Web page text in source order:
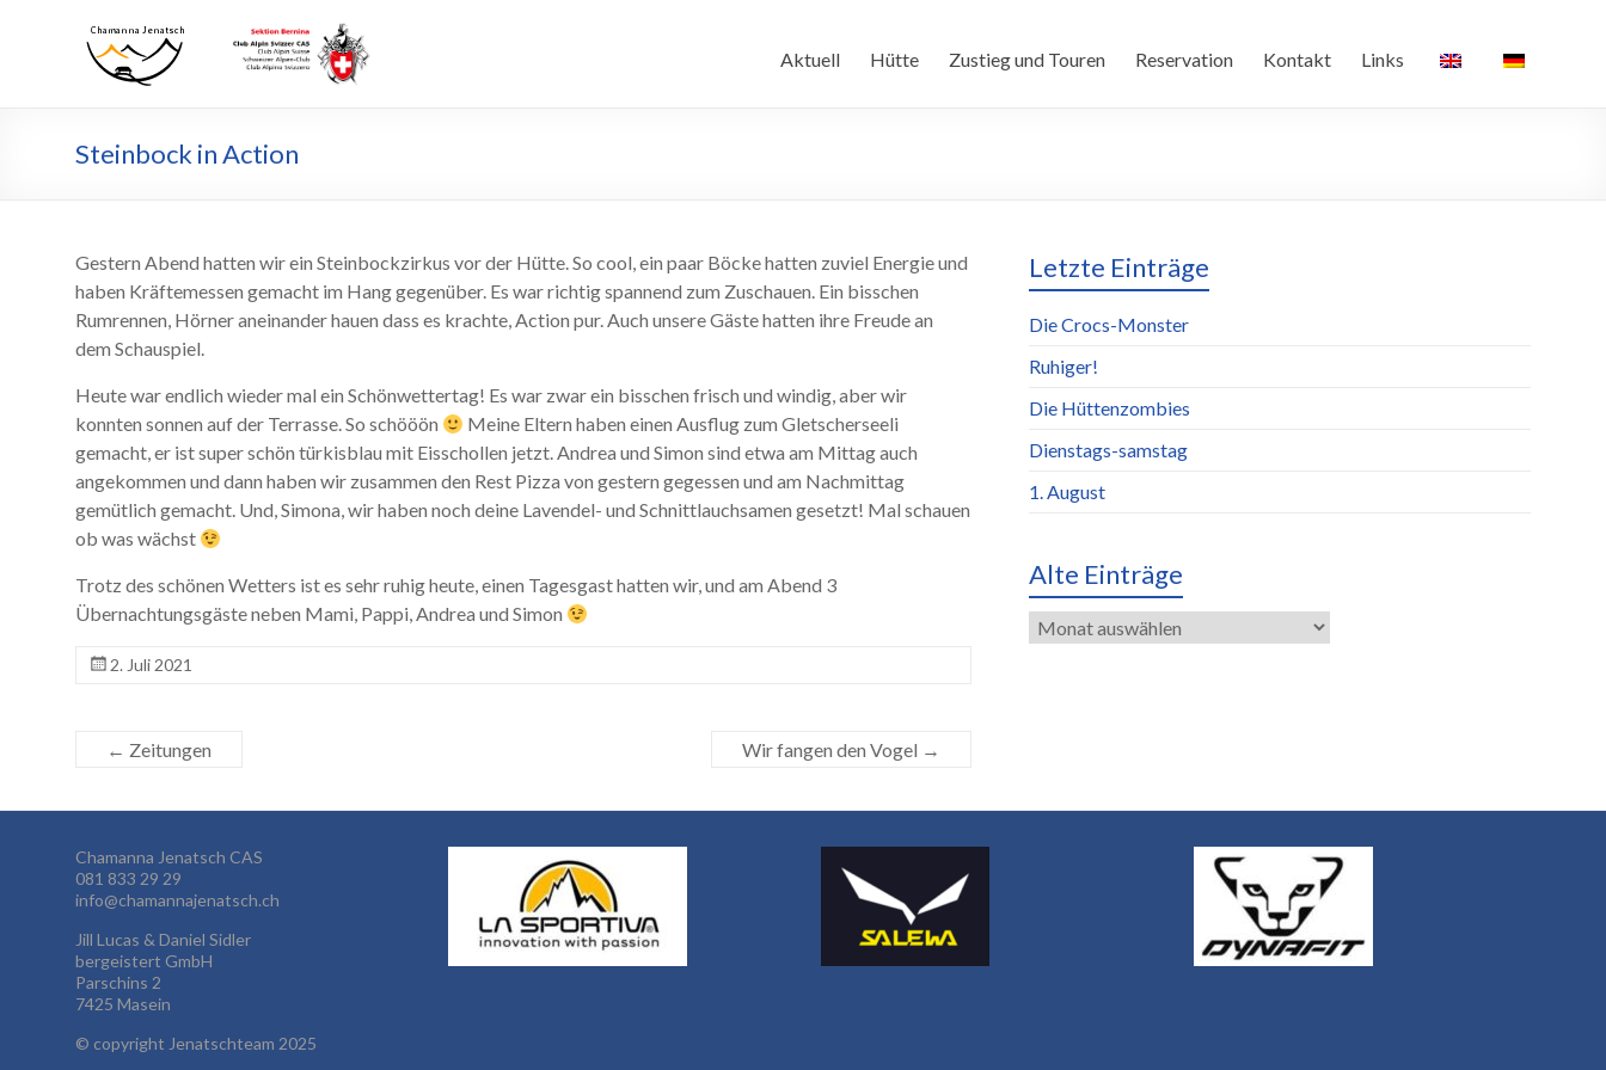
Chamanna
Jenatsch
Chamanna
Jenatsch
Aktuell Hütte Zustieg und Touren Reservation Kontakt Links
Steinbock in Action
Gestern Abend hatten wir ein Steinbockzirkus vor der Hütte. So cool, ein paar Böcke hatten zuviel Energie und
haben Kräftemessen gemacht im Hang gegenüber. Es war richtig spannend zum Zuschauen. Ein bisschen
Rumrennen, Hörner aneinander hauen dass es krachte, Action pur. Auch unsere Gäste hatten ihre Freude an
dem Schauspiel.
Heute war endlich wieder mal ein Schönwettertag! Es war zwar ein bisschen frisch und windig, aber wir
konnten sonnen auf der Terrasse. So schööön
Meine Eltern haben einen Ausflug zum Gletscherseeli
gemacht, er ist super schön türkisblau mit Eisschollen jetzt. Andrea und Simon sind etwa am Mittag auch
angekommen und dann haben wir zusammen den Rest Pizza von gestern gegessen und am Nachmittag
gemütlich gemacht. Und, Simona, wir haben noch deine Lavendel- und Schnittlauchsamen gesetzt! Mal schauen
ob was wächst
Trotz des schönen Wetters ist es sehr ruhig heute, einen Tagesgast hatten wir, und am Abend 3
Übernachtungsgäste neben Mami, Pappi, Andrea und Simon
2. Juli 2021
← Zeitungen Wir fangen den Vogel →
Letzte Einträge
Die Crocs-Monster
Ruhiger!
Die Hüttenzombies
Dienstags-samstag
1. August
Alte Einträge
Alte
Einträge
Chamanna Jenatsch CAS
081 833 29 29
info@chamannajenatsch.ch
Jill Lucas & Daniel Sidler
bergeistert GmbH
Parschins 2
7425 Masein
© copyright Jenatschteam 2025